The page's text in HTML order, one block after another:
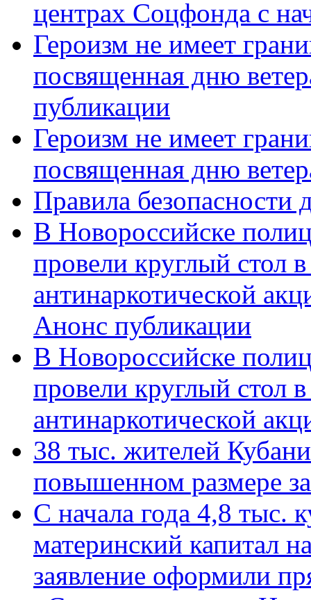
центрах Соцфонда с
Героизм не имеет
посвященная дню
публикации
Героизм не имеет
посвященная дню
Правила безопасности
В Новороссийске
провели круглый стол
антинаркотической
Анонс публикации
В Новороссийске
провели круглый стол
антинаркотической
38 тыс. жителей
повышенном размере
С начала года 4,8 тыс.
материнский капитал
заявление оформили